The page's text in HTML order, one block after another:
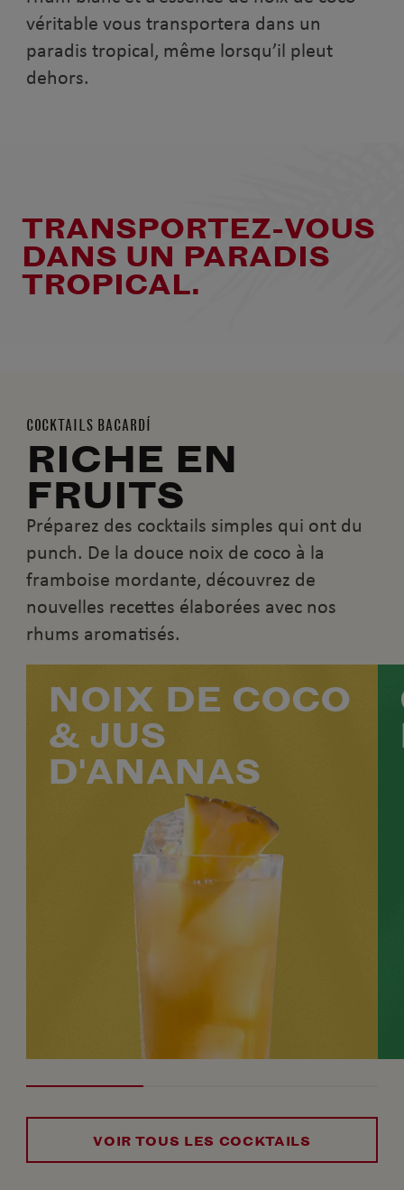
véritable vous transportera dans un
paradis tropical, même lorsqu’il pleut
dehors.
TRANSPORTEZ-VOUS
DANS UN PARADIS
TROPICAL.
COCKTAILS BACARDÍ
RICHE EN
FRUITS
Préparez des cocktails simples qui ont du
punch. De la douce noix de coco à la
framboise mordante, découvrez de
nouvelles recettes élaborées avec nos
rhums aromatisés.
NOIX DE COCO
& JUS
D'ANANAS
VOIR TOUS LES COCKTAILS